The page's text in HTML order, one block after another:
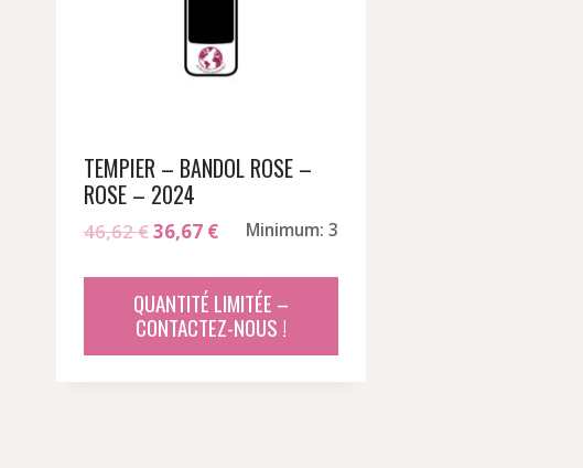
TEMPIER – BANDOL ROSE –
ROSE – 2024
46,62€Le
était :
36,67 €Le
actuel
est :
Minimum: 3
QUANTITÉ LIMITÉE –
CONTACTEZ-NOUS !